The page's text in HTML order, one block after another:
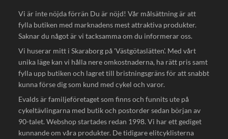
Vi är inte nöjda förrän Du är nöjd! Vår målsättning är att
fylla butiken med marknadens mest attraktiva produkter.
Saknar du något är vi tacksamma om du informerar oss.
Vi huserar mitt i Skaraborg på 'Västgötaslätten'. Med vårt
unika läge kan vi hålla nere omkostnaderna, ha rätt pris samt
fylla upp butiken och lagret till bristningsgräns för att snabbt
kunna förse dig som kund med cykel och varor.
Evalds är familjeföretaget som finns och funnits ute på
cykeltävlingarna med butik och postorder sedan början av
90-talet. Webshop startades redan 1998. Vi har ett gediget
kunnande om våra produkter. De tidigare elitcyklisterna